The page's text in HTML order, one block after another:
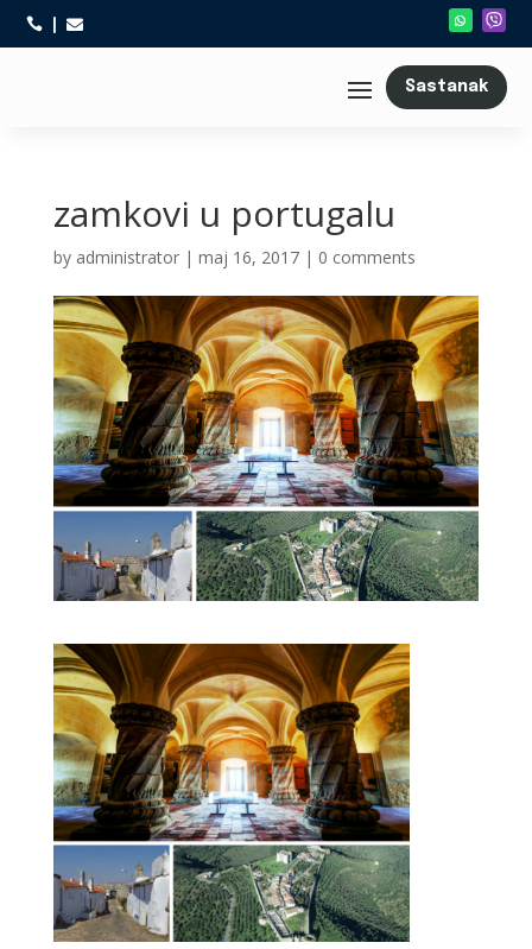
 
Sastanak
zamkovi u portugalu
by administrator| maj 16, 2017| 0 comments